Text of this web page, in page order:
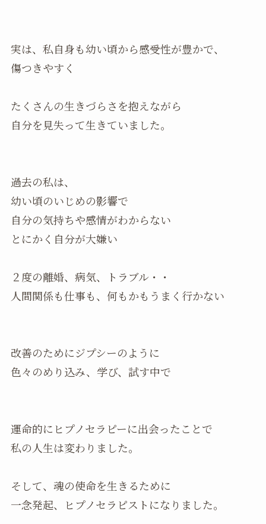
実は、私自身も幼い頃から感受性が豊かで、
傷つきやすく
たくさんの生きづらさを抱えながら
自分を見失って生きていました。
過去の私は、
幼い頃のいじめの影響で
自分の気持ちや感情がわからない
とにかく自分が大嫌い
２度の離婚、病気、トラブル・・
人間関係も仕事も、何もかもうまく行かない
改善のためにジプシーのように
色々のめり込み、学び、試す中で
運命的にヒプノセラピーに出会ったことで
私の人生は変わりました。
そして、魂の使命を生きるために
一念発起、ヒプノセラピストになりました。